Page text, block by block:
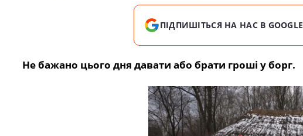
ПІДПИШІТЬСЯ НА НАС В GOOGLE
Не бажано цього дня давати або брати гроші у борг.